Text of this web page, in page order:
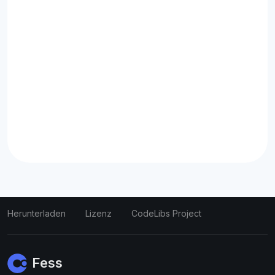
Herunterladen Lizenz CodeLibs Project
Fess